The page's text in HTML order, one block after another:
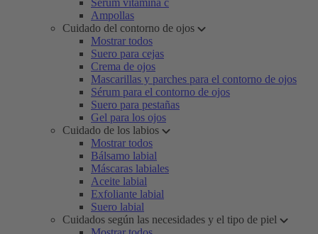
Sérum vitamina c
Ampollas
Cuidado del contorno de ojos
Mostrar todos
Suero para cejas
Crema de ojos
Mascarillas y parches para el contorno de ojos
Sérum para el contorno de ojos
Suero para pestañas
Gel para los ojos
Cuidado de los labios
Mostrar todos
Bálsamo labial
Máscaras labiales
Aceite labial
Exfoliante labial
Suero labial
Cuidados según las necesidades y el tipo de piel